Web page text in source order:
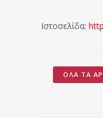
Ιστοσελίδα:
ΌΛΑ ΤΑ